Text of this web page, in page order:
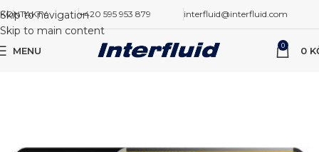
Skip to navigation
Skip to main content
KONTAKTY +420 595 953 879 interfluid@interfluid.com
MENU 0 0